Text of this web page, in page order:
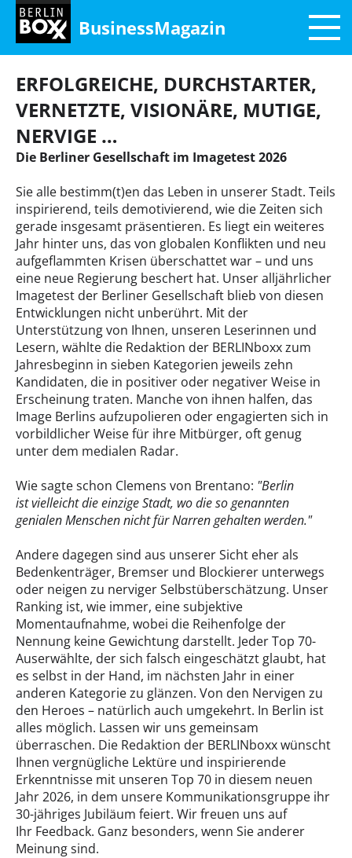
BusinessMagazin
ERFOLGREICHE, DURCHSTARTER,
VERNETZTE, VISIONÄRE, MUTIGE,
NERVIGE …
Die Berliner Gesellschaft im Imagetest 2026
Sie alle bestimm(t)en das Leben in unserer Stadt. Teils
inspirierend, teils demotivierend, wie die Zeiten sich
gerade insgesamt präsentieren. Es liegt ein weiteres
Jahr hinter uns, das von globalen Konflikten und neu
aufgeflammten Krisen überschattet war – und uns
eine neue Regierung beschert hat. Unser alljährlicher
Imagetest der Berliner Gesellschaft blieb von diesen
Entwicklungen nicht unberührt. Mit der
Unterstützung von Ihnen, unseren Leserinnen und
Lesern, wählte die Redaktion der BERLINboxx zum
Jahresbeginn in sieben Kategorien jeweils zehn
Kandidaten, die in positiver oder negativer Weise in
Erscheinung traten. Manche von ihnen halfen, das
Image Berlins aufzupolieren oder engagierten sich in
vorbildlicher Weise für ihre Mitbürger, oft genug
unter dem medialen Radar.
Wie sagte schon Clemens von Brentano: "Berlin
ist vielleicht die einzige Stadt, wo die so genannten
genialen Menschen nicht für Narren gehalten werden."
Andere dagegen sind aus unserer Sicht eher als
Bedenkenträger, Bremser und Blockierer unterwegs
oder neigen zu nerviger Selbstüberschätzung. Unser
Ranking ist, wie immer, eine subjektive
Momentaufnahme, wobei die Reihenfolge der
Nennung keine Gewichtung darstellt. Jeder Top 70-
Auserwählte, der sich falsch eingeschätzt glaubt, hat
es selbst in der Hand, im nächsten Jahr in einer
anderen Kategorie zu glänzen. Von den Nervigen zu
den Heroes – natürlich auch umgekehrt. In Berlin ist
alles möglich. Lassen wir uns gemeinsam
überraschen. Die Redaktion der BERLINboxx wünscht
Ihnen vergnügliche Lektüre und inspirierende
Erkenntnisse mit unseren Top 70 in diesem neuen
Jahr 2026, in dem unsere Kommunikationsgruppe ihr
30-jähriges Jubiläum feiert. Wir freuen uns auf
Ihr Feedback. Ganz besonders, wenn Sie anderer
Meinung sind.